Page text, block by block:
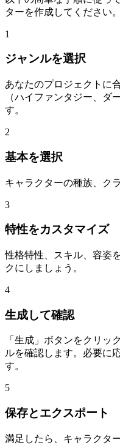
ターを作成してください。
1
ジャンルを選択
あなたのプロジェクトに
（ハイファンタジー、ダ
す。
2
基本を選択
キャラクターの種族、ク
3
特性をカスタマイズ
性格特性、スキル、容姿
クにしましょう。
4
生成して確認
「生成」ボタンをクリッ
ルを確認します。必要に
す。
5
保存とエクスポート
満足したら、キャラクタ